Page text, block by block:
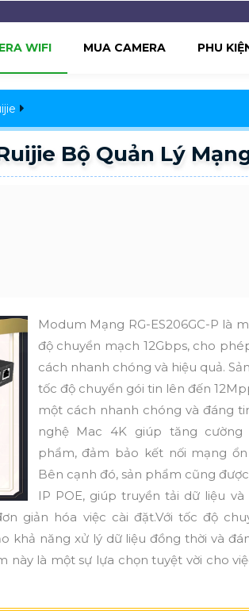
WIFI MUA CAMERA PHU
Bộ Quản Lý
Modum Mạng RG-ES206GC-P là
độ chuyển mạch 12Gbps, cho
cách nhanh chóng và hiệu quả.
tốc độ chuyển gói tin lên đến
một cách nhanh chóng và đáng
nghệ Mac 4K giúp tăng cường
phẩm, đảm bảo kết nối mạng
Bên cạnh đó, sản phẩm cũng
IP POE, giúp truyền tải dữ liệu
giản hóa việc cài đặt.Với tốc độ
khả năng xử lý dữ liệu đồng thời và
này là một sự lựa chọn tuyệt vời cho